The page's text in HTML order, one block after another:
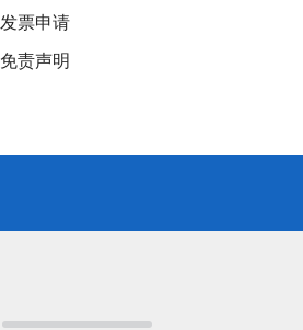
发票申请
免责声明